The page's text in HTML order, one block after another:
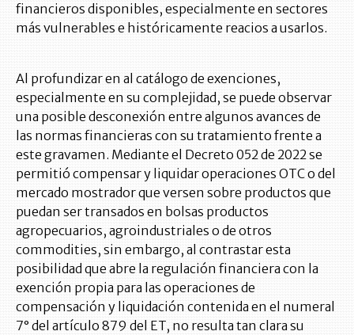
financieros disponibles, especialmente en sectores
más vulnerables e históricamente reacios a usarlos.
Al profundizar en al catálogo de exenciones,
especialmente en su complejidad, se puede observar
una posible desconexión entre algunos avances de
las normas financieras con su tratamiento frente a
este gravamen. Mediante el Decreto 052 de 2022 se
permitió compensar y liquidar operaciones OTC o del
mercado mostrador que versen sobre productos que
puedan ser transados en bolsas productos
agropecuarios, agroindustriales o de otros
commodities, sin embargo, al contrastar esta
posibilidad que abre la regulación financiera con la
exención propia para las operaciones de
compensación y liquidación contenida en el numeral
7° del artículo 879 del ET, no resulta tan clara su